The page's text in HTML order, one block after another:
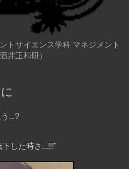
トサイエンス学科 マネジメント
井正和研）
...?
した時さ...!!!"